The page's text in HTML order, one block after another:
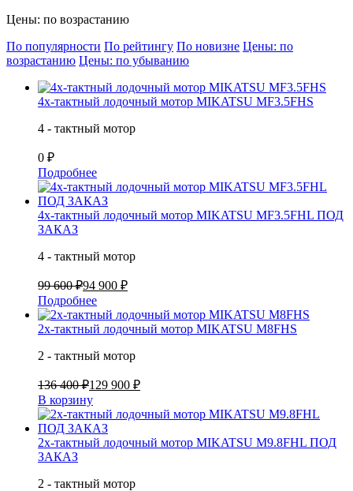
Цены: по возрастанию
По популярности По рейтингу По новизне Цены: по
возрастанию Цены: по убыванию
4х-тактный лодочный мотор MIKATSU MF3.5FHS
4 - тактный мотор
0 ₽
Подробнее
4х-тактный лодочный мотор MIKATSU MF3.5FHL ПОД
ЗАКАЗ
4 - тактный мотор
99 600 ₽94 900 ₽
Подробнее
2х-тактный лодочный мотор MIKATSU M8FHS
2 - тактный мотор
136 400 ₽129 900 ₽
В корзину
2х-тактный лодочный мотор MIKATSU M9.8FHL ПОД
ЗАКАЗ
2 - тактный мотор